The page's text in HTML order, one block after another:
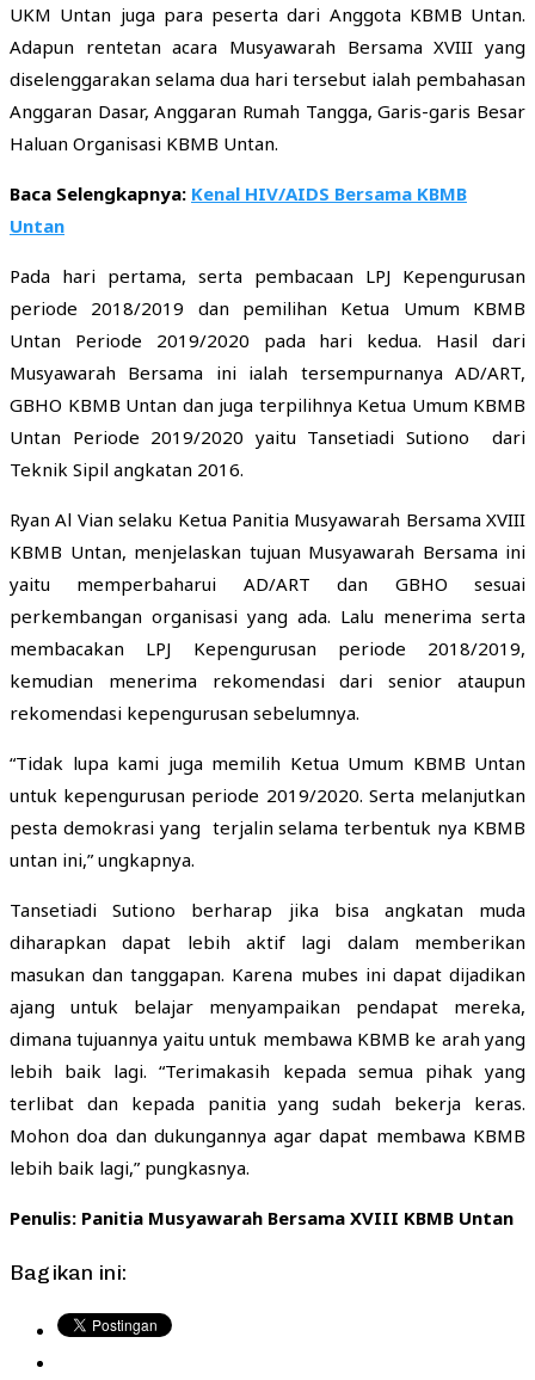
UKM Untan juga para peserta dari Anggota KBMB Untan.
Adapun rentetan acara Musyawarah Bersama XVIII yang
diselenggarakan selama dua hari tersebut ialah pembahasan
Anggaran Dasar, Anggaran Rumah Tangga, Garis-garis Besar
Haluan Organisasi KBMB Untan.
Baca Selengkapnya: Kenal HIV/AIDS Bersama KBMB
Untan
Pada hari pertama, serta pembacaan LPJ Kepengurusan
periode 2018/2019 dan pemilihan Ketua Umum KBMB
Untan Periode 2019/2020 pada hari kedua. Hasil dari
Musyawarah Bersama ini ialah tersempurnanya AD/ART,
GBHO KBMB Untan dan juga terpilihnya Ketua Umum KBMB
Untan Periode 2019/2020 yaitu Tansetiadi Sutiono dari
Teknik Sipil angkatan 2016.
Ryan Al Vian selaku Ketua Panitia Musyawarah Bersama XVIII
KBMB Untan, menjelaskan tujuan Musyawarah Bersama ini
yaitu memperbaharui AD/ART dan GBHO sesuai
perkembangan organisasi yang ada. Lalu menerima serta
membacakan LPJ Kepengurusan periode 2018/2019,
kemudian menerima rekomendasi dari senior ataupun
rekomendasi kepengurusan sebelumnya.
“Tidak lupa kami juga memilih Ketua Umum KBMB Untan
untuk kepengurusan periode 2019/2020. Serta melanjutkan
pesta demokrasi yang terjalin selama terbentuk nya KBMB
untan ini,” ungkapnya.
Tansetiadi Sutiono berharap jika bisa angkatan muda
diharapkan dapat lebih aktif lagi dalam memberikan
masukan dan tanggapan. Karena mubes ini dapat dijadikan
ajang untuk belajar menyampaikan pendapat mereka,
dimana tujuannya yaitu untuk membawa KBMB ke arah yang
lebih baik lagi. “Terimakasih kepada semua pihak yang
terlibat dan kepada panitia yang sudah bekerja keras.
Mohon doa dan dukungannya agar dapat membawa KBMB
lebih baik lagi,” pungkasnya.
Penulis: Panitia Musyawarah Bersama XVIII KBMB Untan
Bagikan ini: